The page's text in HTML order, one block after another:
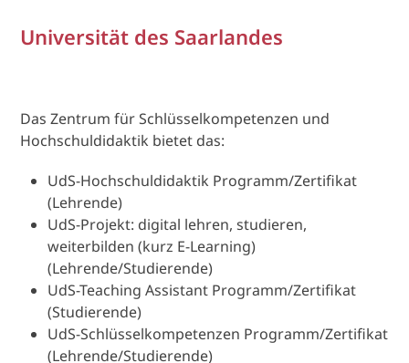
Universität des Saarlandes
Das Zentrum für Schlüsselkompetenzen und
Hochschuldidaktik bietet das:
UdS-Hochschuldidaktik Programm/Zertifikat
(Lehrende)
UdS-Projekt: digital lehren, studieren,
weiterbilden (kurz E-Learning)
(Lehrende/Studierende)
UdS-Teaching Assistant Programm/Zertifikat
(Studierende)
UdS-Schlüsselkompetenzen Programm/Zertifikat
(Lehrende/Studierende)